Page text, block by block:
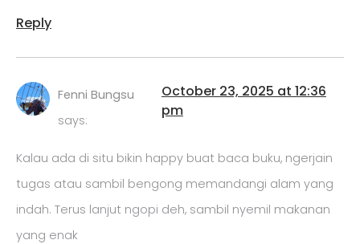
Reply
Fenni Bungsu
says:
October 23, 2025 at 12:36
pm
Kalau ada di situ bikin happy buat baca buku, ngerjain
tugas atau sambil bengong memandangi alam yang
indah. Terus lanjut ngopi deh, sambil nyemil makanan
yang enak